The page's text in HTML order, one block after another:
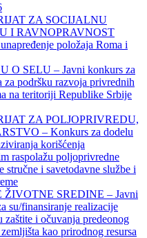
ZA SOCIJALNU
I RAVNOPRAVNOST
položaja Roma i
O SELU – Javni konkurs za
za podršku razvoja privrednih
na teritoriji Republike Srbije
ZA POLJOPRIVREDU,
– Konkurs za dodelu
korišćenja
raspolažu poljoprivredne
stručne i savetodavne službe i
SREDINE – Javni
su/finansiranje realizacije
i očuvanja predeonog
kao prirodnog resursa